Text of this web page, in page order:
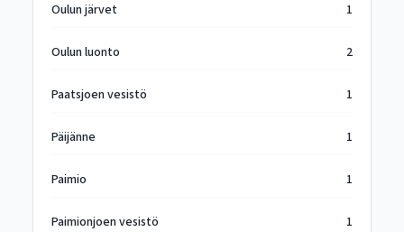
Oulun järvet 1
Oulun luonto 2
Paatsjoen vesistö 1
Päijänne 1
Paimio 1
Paimionjoen vesistö 1